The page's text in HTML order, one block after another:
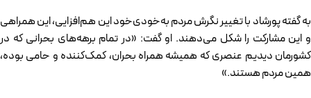
به گفته پورشاد با تغییر نگرش مردم به‌خودی‌خود این هم‌افزایی، این همراهی
و این مشارکت را شکل می‌دهند. او گفت: «در تمام برهه‌های بحرانی که در
کشورمان دیدیم عنصری که همیشه همراه بحران، کمک‌کننده و حامی بوده،
همین مردم هستند.»